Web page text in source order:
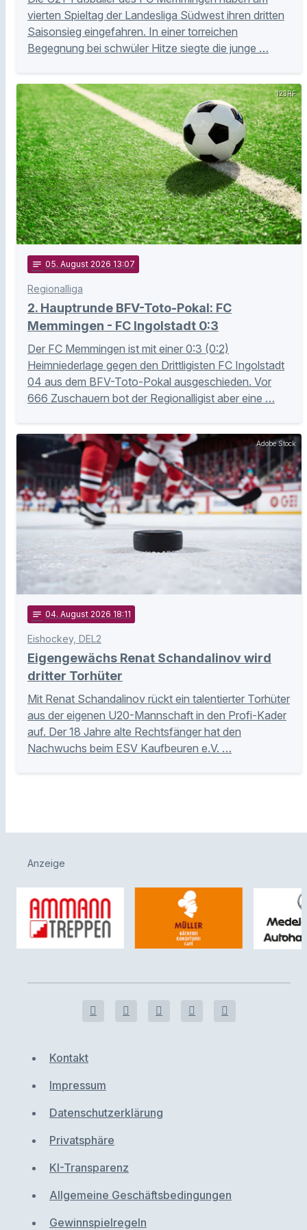
vierten Spieltag der Landesliga Südwest ihren dritten
Saisonsieg eingefahren. In einer torreichen
Begegnung bei schwüler Hitze siegte die junge …
123RF
notes 05. August 2026 13:07
Regionalliga
2. Hauptrunde BFV-Toto-Pokal: FC
Memmingen - FC Ingolstadt 0:3
Der FC Memmingen ist mit einer 0:3 (0:2)
Heimniederlage gegen den Drittligisten FC Ingolstadt
04 aus dem BFV-Toto-Pokal ausgeschieden. Vor
666 Zuschauern bot der Regionalligist aber eine …
Adobe Stock
notes 04. August 2026 18:11
Eishockey, DEL2
Eigengewächs Renat Schandalinov wird
dritter Torhüter
Mit Renat Schandalinov rückt ein talentierter Torhüter
aus der eigenen U20-Mannschaft in den Profi-Kader
auf. Der 18 Jahre alte Rechtsfänger hat den
Nachwuchs beim ESV Kaufbeuren e.V. …
Anzeige
Kontakt
Impressum
Datenschutzerklärung
Privatsphäre
KI-Transparenz
Allgemeine Geschäftsbedingungen
Gewinnspielregeln